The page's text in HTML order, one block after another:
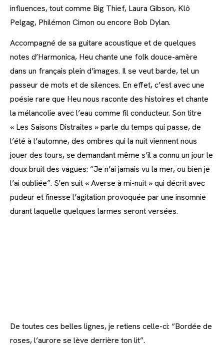
influences, tout comme Big Thief, Laura Gibson, Klô
Pelgag, Philémon Cimon ou encore Bob Dylan.
Accompagné de sa guitare acoustique et de quelques
notes d’Harmonica, Heu chante une folk douce-amère
dans un français plein d’images. Il se veut barde, tel un
passeur de mots et de silences. En effet, c’est avec une
poésie rare que Heu nous raconte des histoires et chante
la mélancolie avec l’eau comme fil conducteur. Son titre
« Les Saisons Distraites » parle du temps qui passe, de
l’été à l’automne, des ombres qui la nuit viennent nous
jouer des tours, se demandant même s’il a connu un jour le
doux bruit des vagues: “Je n’ai jamais vu la mer, ou bien je
l’ai oubliée”. S’en suit « Averse à mi-nuit » qui décrit avec
pudeur et finesse l’agitation provoquée par une insomnie
durant laquelle quelques larmes seront versées.
De toutes ces belles lignes, je retiens celle-ci: “Bordée de
roses, l’aurore se lève derrière ton lit”.